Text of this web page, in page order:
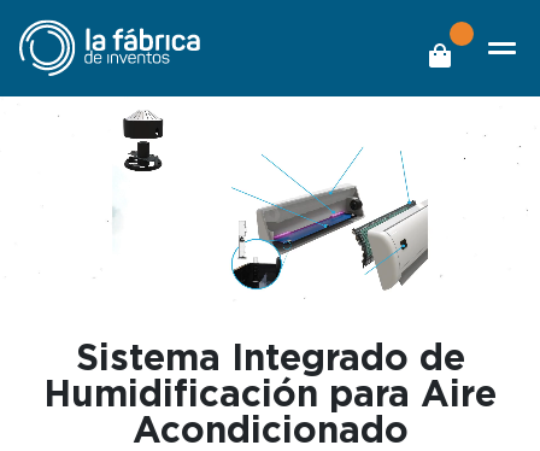
Sistema Integrado de
Humidificación para Aire
Acondicionado